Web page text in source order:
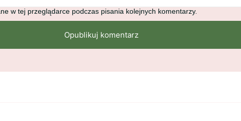
w tej przeglądarce podczas pisania kolejnych komentarzy.